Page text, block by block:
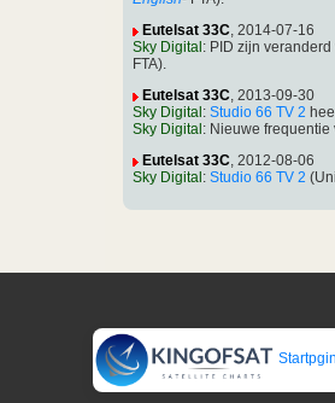
Eutelsat 33C, 2014-07-16
Sky Digital : PID zijn veranderd
FTA).
Eutelsat 33C, 2013-09-30
Sky Digital : Studio 66 TV 2
Sky Digital : Nieuwe frequentie
Eutelsat 33C, 2012-08-06
Sky Digital : Studio 66 TV 2